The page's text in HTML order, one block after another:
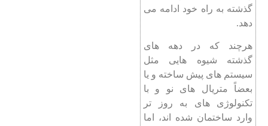
گذشته به راه خود ادامه می
دهد.
هرچند که در دهه های
گذشته شیوه هایی مثل
سیستم های پیش ساخته و یا
بعضاً متریال های نو و با
تکنولوژی های به روز تر
وارد ساختمان شده اند، اما